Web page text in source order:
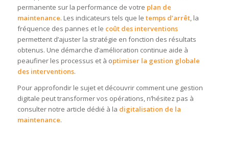
permanente sur la performance de votre plan de
maintenance. Les indicateurs tels que le temps d’arrêt, la
fréquence des pannes et le coût des interventions
permettent d’ajuster la stratégie en fonction des résultats
obtenus. Une démarche d’amélioration continue aide à
peaufiner les processus et à optimiser la gestion globale
des interventions.
Pour approfondir le sujet et découvrir comment une gestion
digitale peut transformer vos opérations, n’hésitez pas à
consulter notre article dédié à la digitalisation de la
maintenance.